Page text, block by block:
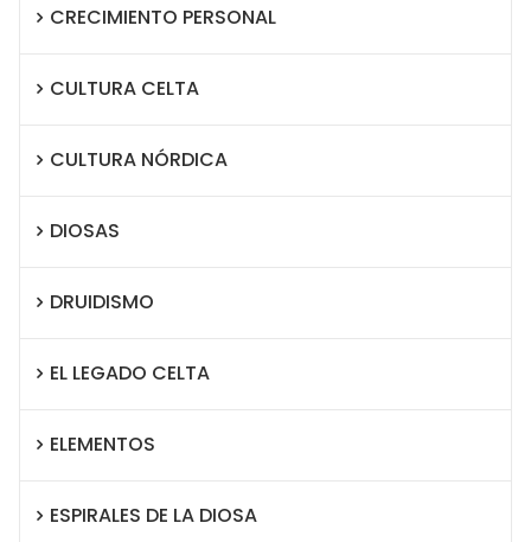
CRECIMIENTO PERSONAL
CULTURA CELTA
CULTURA NÓRDICA
DIOSAS
DRUIDISMO
EL LEGADO CELTA
ELEMENTOS
ESPIRALES DE LA DIOSA